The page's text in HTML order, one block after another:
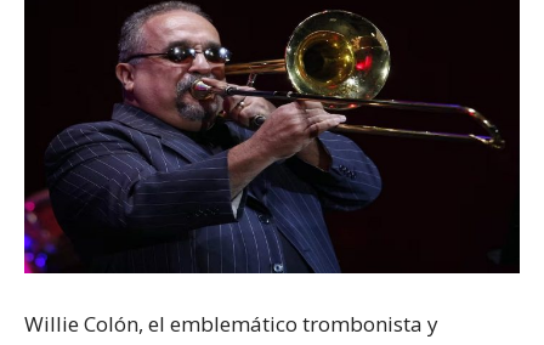
Willie Colón, el emblemático trombonista y